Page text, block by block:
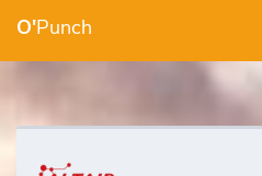
O'Punch